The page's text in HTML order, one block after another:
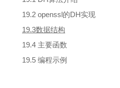
19.2 openssl的DH实现
19.3数据结构
19.4 主要函数
19.5 编程示例